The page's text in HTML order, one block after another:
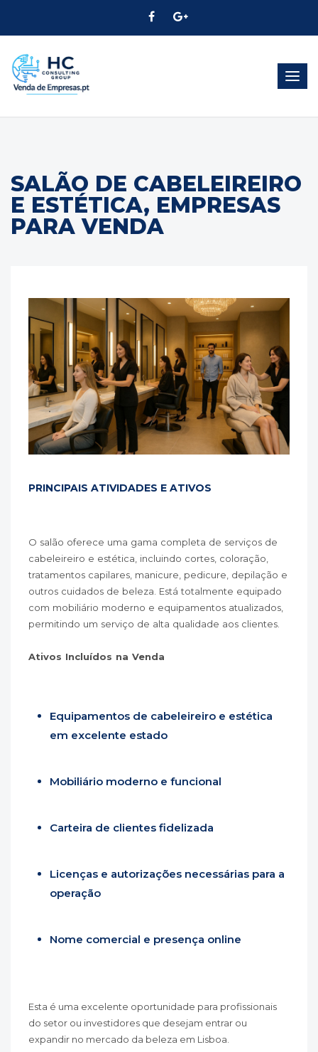
SALÃO DE CABELEIREIRO
E ESTÉTICA, EMPRESAS
PARA VENDA
PRINCIPAIS ATIVIDADES E ATIVOS
O salão oferece uma gama completa de serviços de
cabeleireiro e estética, incluindo cortes, coloração,
tratamentos capilares, manicure, pedicure, depilação e
outros cuidados de beleza. Está totalmente equipado
com mobiliário moderno e equipamentos atualizados,
permitindo um serviço de alta qualidade aos clientes.
Ativos Incluídos na Venda
Equipamentos de cabeleireiro e estética
em excelente estado
Mobiliário moderno e funcional
Carteira de clientes fidelizada
Licenças e autorizações necessárias para a
operação
Nome comercial e presença online
Esta é uma excelente oportunidade para profissionais
do setor ou investidores que desejam entrar ou
expandir no mercado da beleza em Lisboa.